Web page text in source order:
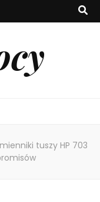
tuszy HP 703